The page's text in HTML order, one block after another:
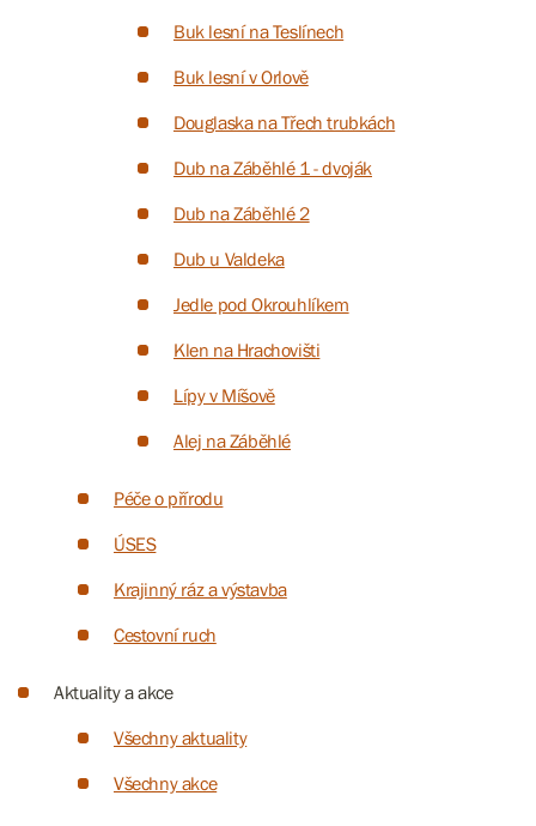
Buk lesní na Teslínech
Buk lesní v Orlově
Douglaska na Třech trubkách
Dub na Záběhlé 1 - dvoják
Dub na Záběhlé 2
Dub u Valdeka
Jedle pod Okrouhlíkem
Klen na Hrachovišti
Lípy v Míšově
Alej na Záběhlé
Péče o přírodu
ÚSES
Krajinný ráz a výstavba
Cestovní ruch
Aktuality a akce
Všechny aktuality
Všechny akce